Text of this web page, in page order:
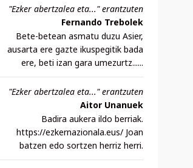
"Ezker abertzalea eta..." erantzuten
Fernando Trebolek
Bete-betean asmatu duzu Asier,
ausarta ere gazte ikuspegitik bada
ere, beti izan gara umezurtz......
"Ezker abertzalea eta..." erantzuten
Aitor Unanuek
Badira aukera ildo berriak.
https://ezkernazionala.eus/ Joan
batzen edo sortzen herriz herri.